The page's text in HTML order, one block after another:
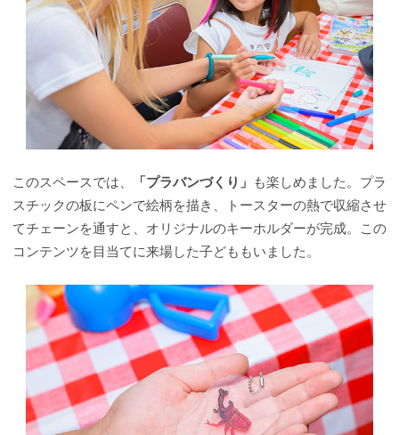
このスペースでは、 「プラバンづくり」
も楽しめました。プラ
スチックの板にペンで絵柄を描き、トースターの熱で収縮させ
てチェーンを通すと、オリジナルのキーホルダーが完成。この
コンテンツを目当てに来場した子どももいました。